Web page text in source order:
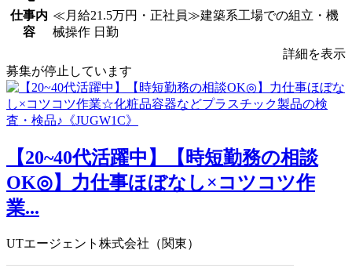
仕事内
容
≪月給21.5万円・正社員≫建築系工場での組立・機
械操作 日勤
詳細を表示
募集が停止しています
【20~40代活躍中】【時短勤務の相談
OK◎】力仕事ほぼなし×コツコツ作
業...
UTエージェント株式会社（関東）